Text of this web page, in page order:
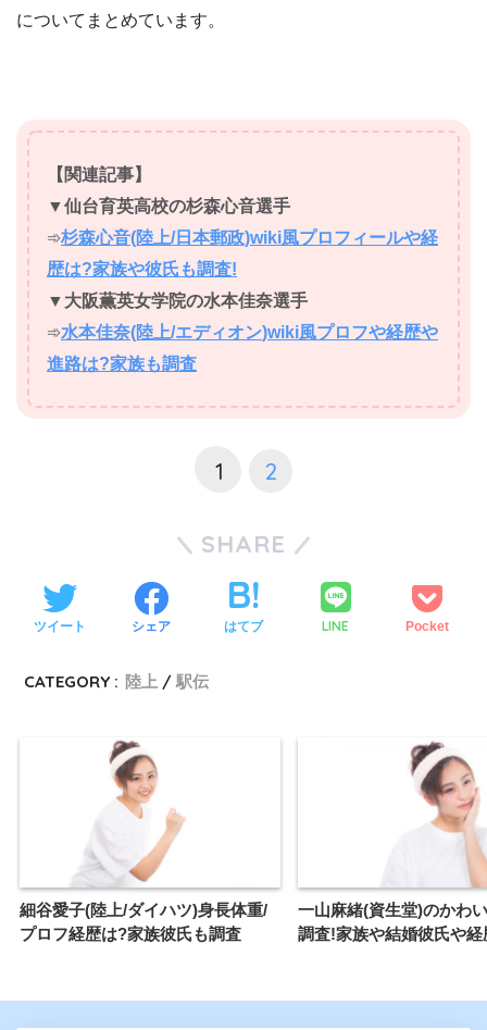
についてまとめています。
【関連記事】
▼仙台育英高校の杉森心音選手
➾杉森心音(陸上/日本郵政)wiki風プロフィールや経
歴は?家族や彼氏も調査!
▼ 大阪薫英女学院の水本佳奈選手
➾水本佳奈(陸上/エディオン)wiki風プロフや経歴や
進路は?家族も調査
1 2
SHARE
ツイート シェア はてブ LINE Pocket
CATEGORY : 陸上 駅伝
細谷愛子(陸上/ダイハツ)身長体重/
プロフ経歴は?家族彼氏も調査
一山麻緒(資生堂)のかわ
調査!家族や結婚彼氏や経